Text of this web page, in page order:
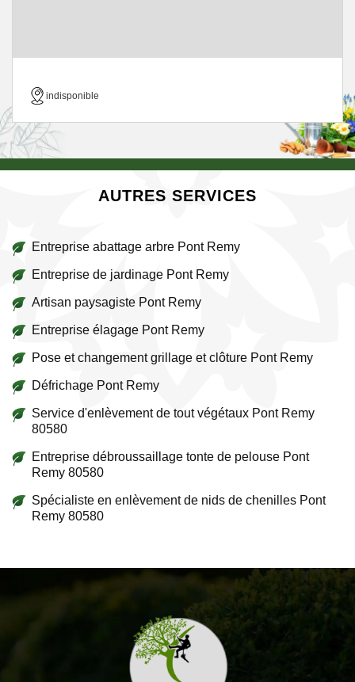
indisponible
AUTRES SERVICES
Entreprise abattage arbre Pont Remy
Entreprise de jardinage Pont Remy
Artisan paysagiste Pont Remy
Entreprise élagage Pont Remy
Pose et changement grillage et clôture Pont Remy
Défrichage Pont Remy
Service d'enlèvement de tout végétaux Pont Remy
80580
Entreprise débroussaillage tonte de pelouse Pont
Remy 80580
Spécialiste en enlèvement de nids de chenilles Pont
Remy 80580